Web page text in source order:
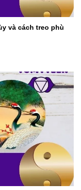
và cách treo phù